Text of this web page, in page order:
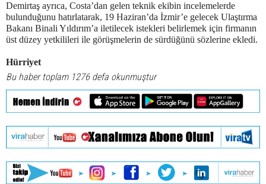
Demirtaş ayrıca, Costa’dan gelen teknik ekibin incelemelerde
bulunduğunu hatırlatarak, 19 Haziran’da İzmir’e gelecek Ulaştırma
Bakanı Binali Yıldırım’a iletilecek istekleri belirlemek için firmanın
üst düzey yetkilileri ile görüşmelerin de sürdüğünü sözlerine ekledi.
Hürriyet
Bu haber toplam 1276 defa okunmuştur